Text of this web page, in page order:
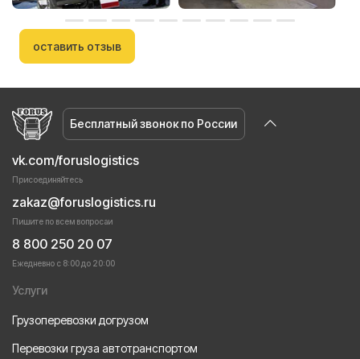
оставить отзыв
Бесплатный звонок по России
vk.com/foruslogistics
Присоединяйтесь
zakaz@foruslogistics.ru
Пишите по всем вопросаи
8 800 250 20 07
Ежедневно с 8:00 до 20:00
Услуги
Грузоперевозки догрузом
Перевозки груза автотранспортом